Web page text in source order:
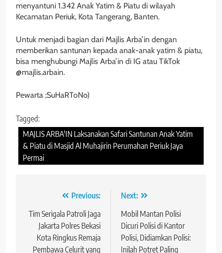
menyantuni 1.342 Anak Yatim & Piatu di wilayah
Kecamatan Periuk, Kota Tangerang, Banten.
Untuk menjadi bagian dari Majlis Arba’in dengan
memberikan santunan kepada anak-anak yatim & piatu,
bisa menghubungi Majlis Arba’in di IG atau TikTok
@majlis.arbain.
Pewarta ;SuHaRToNo)
Tagged:
MAJLIS ARBA'IN Laksanakan Safari Santunan Anak Yatim
& Piatu di Masjid Al Muhajirin Perumahan Periuk Jaya
Permai
Navigasi
pos
Previous:
Tim Serigala Patroli Jaga
Jakarta Polres Bekasi
Kota Ringkus Remaja
Pembawa Celurit yang
Next:
Mobil Mantan Polisi
Dicuri Polisi di Kantor
Polisi, Didiamkan Polisi:
Inilah Potret Paling